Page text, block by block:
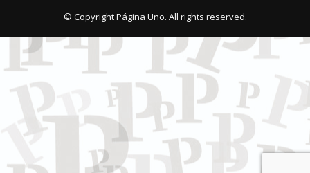
© Copyright Página Uno. All rights reserved.